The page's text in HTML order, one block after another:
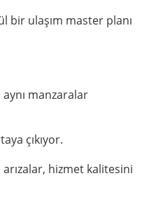
bir ulaşım master planı
aynı manzaralar
çıkıyor.
hizmet kalitesini